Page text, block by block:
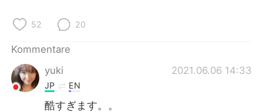
Русский
Indonesia
52 20
Kommentare
yuki
2021.06.06 14:33
JP EN
酷すぎます。。